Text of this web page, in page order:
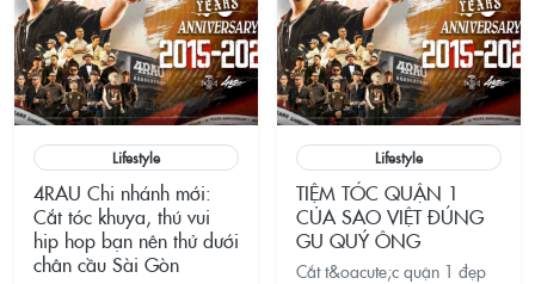
Lifestyle
4RAU Chi nhánh mới:
Cắt tóc khuya, thú vui
hip hop bạn nên thử dưới
chân cầu Sài Gòn
Lifestyle
TIỆM TÓC QUẬN 1
CỦA SAO VIỆT ĐÚNG
GU QUÝ ÔNG
Cắt t&oacute;c quận 1 đẹp